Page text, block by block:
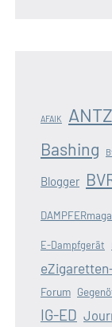
AFAIK ANTZ
Bashing
Blogger
E-Dampfgerät
Forum
IG-ED